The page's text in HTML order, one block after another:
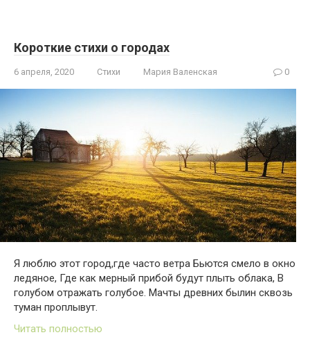
Короткие стихи о городах
6 апреля, 2020 Стихи Мария Валенская 0
Я люблю этот город,где часто ветра Бьются смело в окно
ледяное, Где как мерный прибой будут плыть облака, В
голубом отражать голубое. Мачты древних былин сквозь
туман проплывут.
Читать полностью